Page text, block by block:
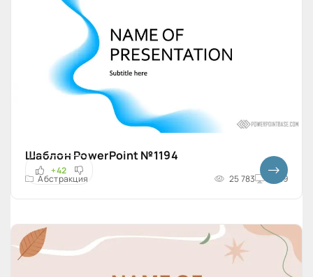
Шаблон PowerPoint №1194
Абстракция 25 783 16x9
+42